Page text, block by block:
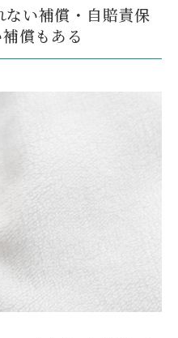
い補償・自賠責保
償もある